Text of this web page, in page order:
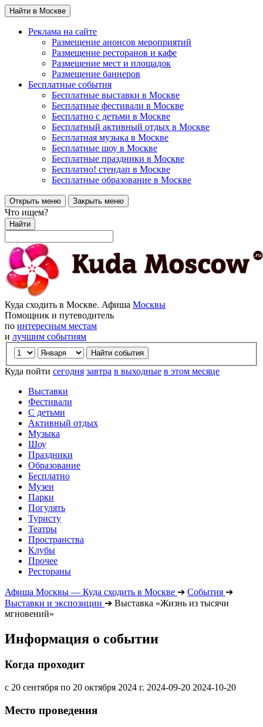
Найти в Москве
Реклама на сайте
Размещение анонсов мероприятий
Размещение ресторанов и кафе
Размещение мест и площадок
Размещение баннеров
Бесплатные события
Бесплатные выставки в Москве
Бесплатные фестивали в Москве
Бесплатно с детьми в Москве
Бесплатный активный отдых в Москве
Бесплатная музыка в Москве
Бесплатные шоу в Москве
Бесплатные праздники в Москве
Бесплатно! стендап в Москве
Бесплатные образование в Москве
Открыть меню Закрыть меню
Что ищем?
Найти
Куда сходить в Москве. Афиша Москвы
Помощник и путеводитель
по интересным местам
и лучшим событиям
Куда пойти сегодня завтра в выходные в этом месяце
Выставки
Фестивали
С детьми
Активный отдых
Музыка
Шоу
Праздники
Образование
Бесплатно
Музеи
Парки
Погулять
Туристу
Театры
Пространства
Клубы
Прочее
Рестораны
Афиша Москвы — Куда сходить в Москве ➔ События ➔
Выставки и экспозиции ➔ Выставка «Жизнь из тысячи
мгновений»
Информация о событии
Когда проходит
с 20 сентября по 20 октября 2024 г. 2024-09-20 2024-10-20
Место проведения